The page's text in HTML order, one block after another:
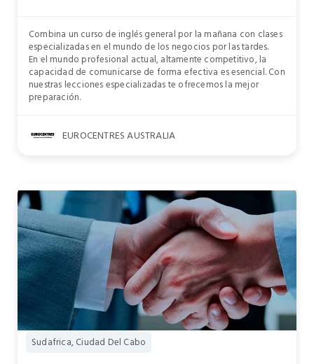
Combina un curso de inglés general por la mañana con clases
especializadas en el mundo de los negocios por las tardes.
En el mundo profesional actual, altamente competitivo, la
capacidad de comunicarse de forma efectiva es esencial. Con
nuestras lecciones especializadas te ofrecemos la mejor
preparación.
EUROCENTRES AUSTRALIA
Sudafrica, Ciudad Del Cabo